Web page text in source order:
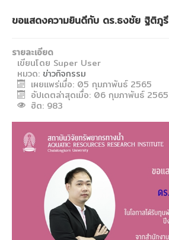
ติดต่อสถาบัน
รายงานประจำปี
แบบฟอร์มดาวน์โหลด
วิชาการ
อัตราจัดเก็บเงินประเภทต่างๆ ของสถาบัน
ขอแสดงความยินดีกับ ดร.ธงชัย ฐิติภูรี
รายละเอียด
เขียนโดย Super User
หมวด: ข่าวกิจกรรม
เผยแพร่เมื่อ: 05 กุมภาพันธ์ 2565
อัปเดตล่าสุดเมื่อ: 06 กุมภาพันธ์ 2565
ฮิต: 983